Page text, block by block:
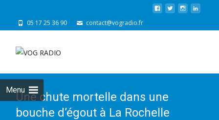
05 17 25 36 90 contact@vogradio.fr
Menu
Une chute mortelle dans une
bouche d’égout à La Rochelle